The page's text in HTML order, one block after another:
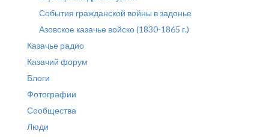
События гражданской войны в задонье
Азовское казачье войско (1830-1865 г.)
Казачье радио
Казачий форум
Блоги
Фотографии
Сообщества
Люди